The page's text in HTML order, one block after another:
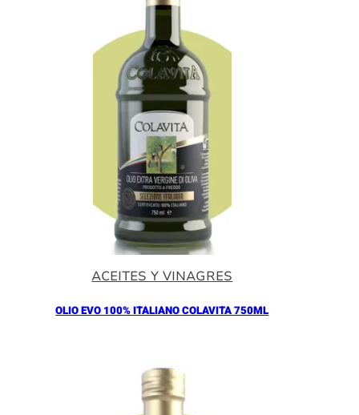
ACEITES Y VINAGRES
OLIO EVO 100% ITALIANO COLAVITA 750ML